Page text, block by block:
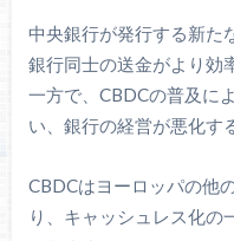
中央銀行が発行する新た
銀行同士の送金がより効
一方で、CBDCの普及に
い、銀行の経営が悪化す
CBDCはヨーロッパの他
り、キャッシュレス化の